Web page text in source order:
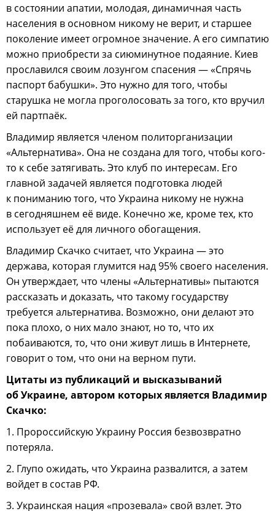
в состоянии апатии, молодая, динамичная часть
населения в основном никому не верит, и старшее
поколение имеет огромное значение. А его симпатию
можно приобрести за сиюминутное подаяние. Киев
прославился своим лозунгом спасения — «Спрячь
паспорт бабушки». Это нужно для того, чтобы
старушка не могла проголосовать за того, кто вручил
ей партпаёк.
Владимир является членом политорганизации
«Альтернатива». Она не создана для того, чтобы кого-
то к себе затягивать. Это клуб по интересам. Его
главной задачей является подготовка людей
к пониманию того, что Украина никому не нужна
в сегодняшнем её виде. Конечно же, кроме тех, кто
использует её для личного обогащения.
Владимир Скачко считает, что Украина — это
держава, которая глумится над 95% своего населения.
Он утверждает, что члены «Альтернативы» пытаются
рассказать и доказать, что такому государству
требуется альтернатива. Возможно, они делают это
пока плохо, о них мало знают, но то, что их
побаиваются, то, что они живут лишь в Интернете,
говорит о том, что они на верном пути.
Цитаты из публикаций и высказываний
об Украине, автором которых является Владимир
Скачко:
1. Пророссийскую Украину Россия безвозвратно
потеряла.
2. Глупо ожидать, что Украина развалится, а затем
войдет в состав РФ.
3. Украинская нация «прозевала» свой взлет. Это